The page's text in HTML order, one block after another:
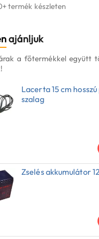
termék készleten
ajánljuk
a főtermékkel együtt
Lacerta 15 cm
szalag
Zselés akkumulátor